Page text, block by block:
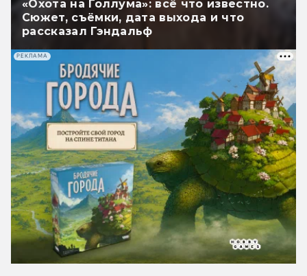
«Охота на Голлума»: всё что известно.
Сюжет, съёмки, дата выхода и что
рассказал Гэндальф
РЕКЛАМА